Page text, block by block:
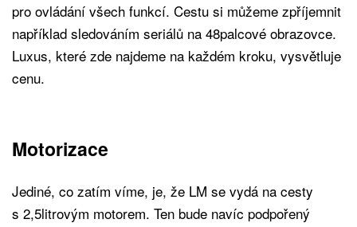
pro ovládání všech funkcí. Cestu si můžeme zpříjemnit
například sledováním seriálů na 48palcové obrazovce.
Luxus, které zde najdeme na každém kroku, vysvětluje
cenu.
Motorizace
Jediné, co zatím víme, je, že LM se vydá na cesty
s 2,5litrovým motorem. Ten bude navíc podpořený